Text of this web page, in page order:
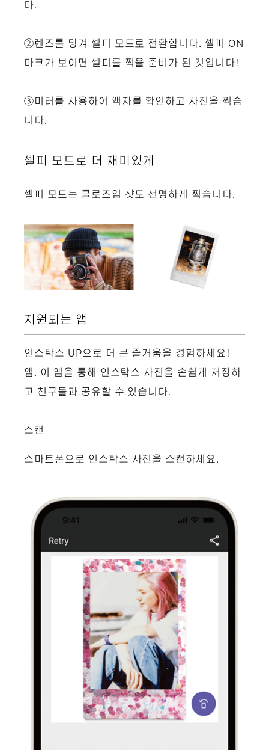
다.
②렌즈를 당겨 셀피 모드로 전환합니다. 셀피 ON
마크가 보이면 셀피를 찍을 준비가 된 것입니다!
③미러를 사용하여 액자를 확인하고 사진을 찍습
니다.
셀피 모드로 더 재미있게
셀피 모드는 클로즈업 샷도 선명하게 찍습니다.
지원되는 앱
인스탁스 UP으로 더 큰 즐거움을 경험하세요!
앱. 이 앱을 통해 인스탁스 사진을 손쉽게 저장하
고 친구들과 공유할 수 있습니다.
스캔
스마트폰으로 인스탁스 사진을 스캔하세요.